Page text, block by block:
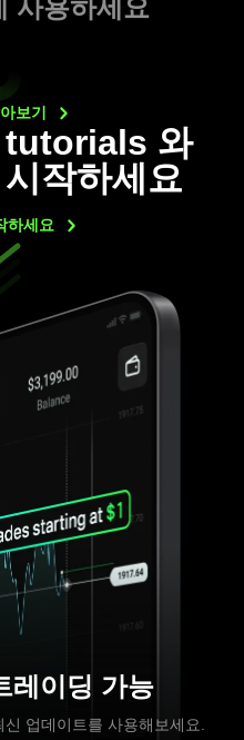
사용하세요
보기
와
작하세요
하세요
레이딩 가능
업데이트를 사용해보세요.